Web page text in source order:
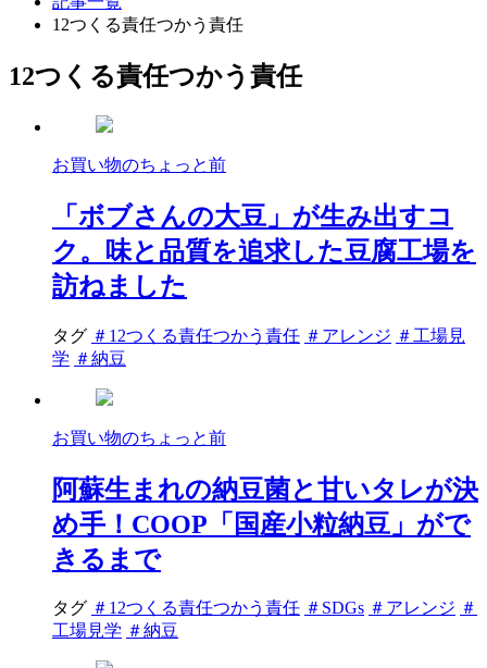
12つくる責任つかう責任
12つくる責任つかう責任
お買い物のちょっと前
「ボブさんの大豆」が生み出すコ
ク。味と品質を追求した豆腐工場を
訪ねました
タグ ＃12つくる責任つかう責任 ＃アレンジ ＃工場見
学 ＃納豆
お買い物のちょっと前
阿蘇生まれの納豆菌と甘いタレが決
め手！COOP「国産小粒納豆」がで
きるまで
タグ ＃12つくる責任つかう責任 ＃SDGs ＃アレンジ ＃
工場見学 ＃納豆